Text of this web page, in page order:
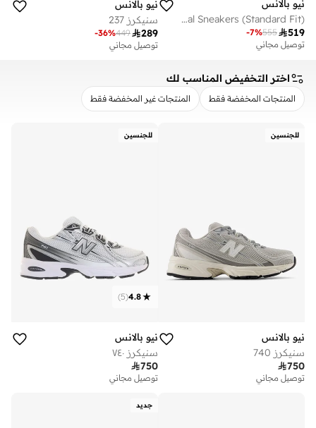
نيو بالانس
Kids 740 BUNGEE LACE casual Sneakers (Standard Fit)
519
555
-7%
توصيل مجاني
نيو بالانس
سنيكرز 237
289
449
-36%
توصيل مجاني
اختر التخفيض المناسب لك
المنتجات المخفضة فقط المنتجات غير المخفضة فقط
للجنسين
نيو بالانس
سنيكرز 740
750
توصيل مجاني
للجنسين
4.8
(
5
)
نيو بالانس
سنيكرز ٧٤٠
750
توصيل مجاني
جديد